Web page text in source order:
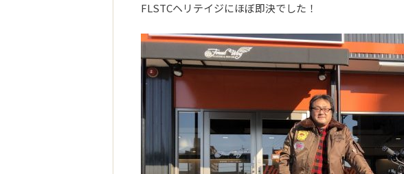
FLSTCヘリテイジにほぼ即決でした！